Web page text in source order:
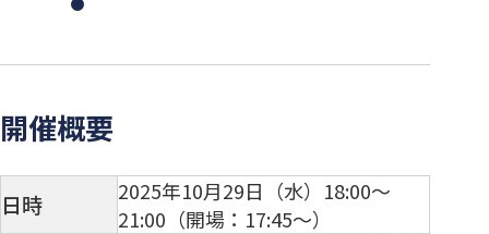
開催概要
日時
2025年10月29日（水）18:00～
21:00（開場：17:45～）